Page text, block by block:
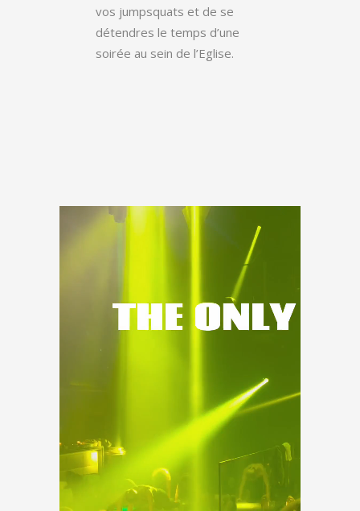
vos jumpsquats et de se
détendres le temps d’une
soirée au sein de l’Eglise.